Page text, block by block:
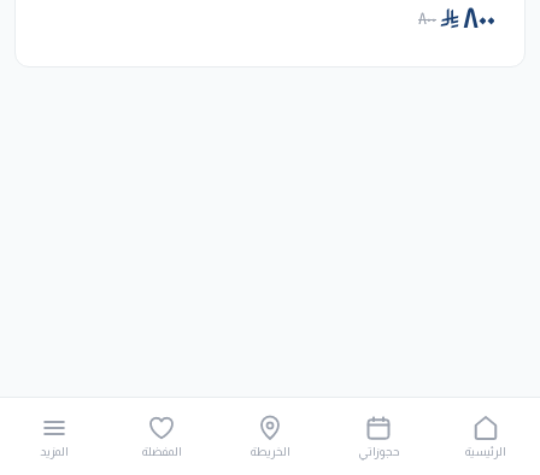
٨٠٠ ٨٠٠
الرئيسية حجوزاتي الخريطة المفضلة المزيد